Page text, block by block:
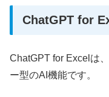
ChatGPT for
ChatGPT for Excelは
ー型のAI機能です。